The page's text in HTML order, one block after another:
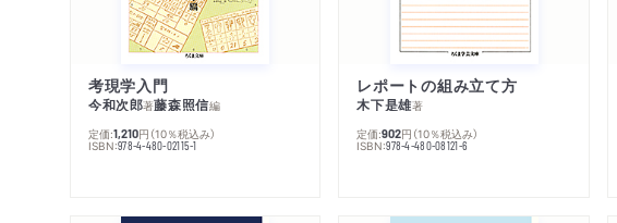
考現学入門
今和次郎著藤森照信編
定価:1,210円 （10％税込み）
ISBN:978-4-480-02115-1
レポートの組み立て方
木下是雄著
定価:902円 （10％税込み）
ISBN:978-4-480-08121-6